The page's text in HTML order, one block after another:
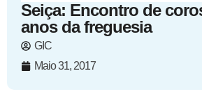
Seiça: Encontro de
anos da freguesia
GIC
Maio 31, 2017